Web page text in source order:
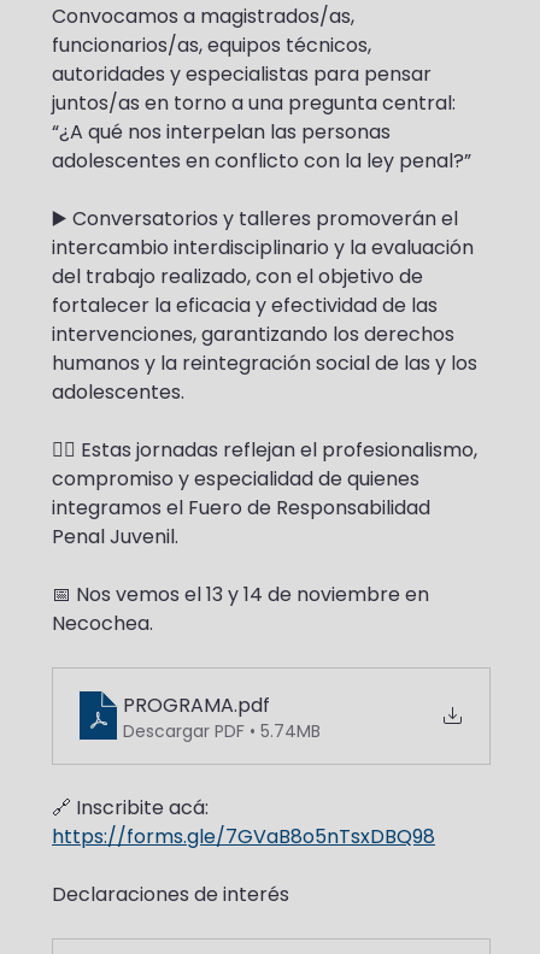
Convocamos a magistrados/as,
funcionarios/as, equipos técnicos,
autoridades y especialistas para pensar
juntos/as en torno a una pregunta central:
“¿A qué nos interpelan las personas
adolescentes en conflicto con la ley penal?”
▶️ Conversatorios y talleres promoverán el
intercambio interdisciplinario y la evaluación
del trabajo realizado, con el objetivo de
fortalecer la eficacia y efectividad de las
intervenciones, garantizando los derechos
humanos y la reintegración social de las y los
adolescentes.
👉🏼 Estas jornadas reflejan el profesionalismo,
compromiso y especialidad de quienes
integramos el Fuero de Responsabilidad
Penal Juvenil.
📅 Nos vemos el 13 y 14 de noviembre en
Necochea.
PROGRAMA.pdf
Descargar PDF • 5.74MB
🔗 Inscribite acá:
https://forms.gle/7GVaB8o5nTsxDBQ98
Declaraciones de interés